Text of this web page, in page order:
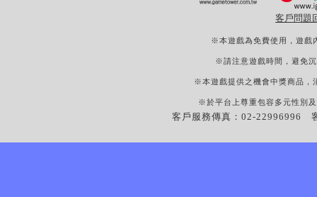
客戶問題
※本遊戲為免費使用，遊戲
※請注意遊戲時間，避免
※本遊戲提供之機會中獎商品，
※於平台上尊重包容多元性別
客戶服務傳真：02-22996996